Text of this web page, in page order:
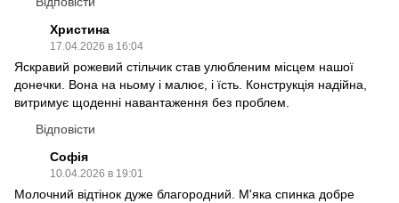
Христина
17.04.2026 в 16:04
Яскравий рожевий стільчик став улюбленим місцем нашої
донечки. Вона на ньому і малює, і їсть. Конструкція надійна,
витримує щоденні навантаження без проблем.
Відповісти
Софія
10.04.2026 в 19:01
Молочний відтінок дуже благородний. М'яка спинка добре